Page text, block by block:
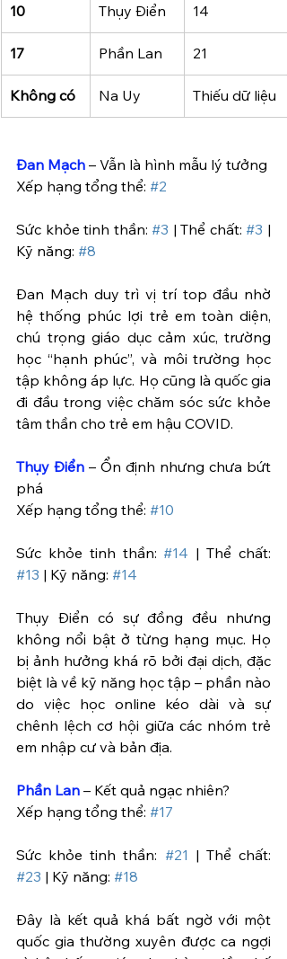
10 Thụy Điển 14
17 Phần Lan 21
Không có Na Uy Thiếu dữ liệu
Đan Mạch – Vẫn là hình mẫu lý tưởng
Xếp hạng tổng thể: #2
Sức khỏe tinh thần: #3 | Thể chất: #3 |
Kỹ năng: #8
Đan Mạch duy trì vị trí top đầu nhờ
hệ thống phúc lợi trẻ em toàn diện,
chú trọng giáo dục cảm xúc, trường
học “hạnh phúc”, và môi trường học
tập không áp lực. Họ cũng là quốc gia
đi đầu trong việc chăm sóc sức khỏe
tâm thần cho trẻ em hậu COVID.
Thụy Điển – Ổn định nhưng chưa bứt
phá
Xếp hạng tổng thể: #10
Sức khỏe tinh thần: #14
#13 | Kỹ năng: #14
Thụy Điển có sự đồng đều nhưng
không nổi bật ở từng hạng mục. Họ
bị ảnh hưởng khá rõ bởi đại dịch, đặc
biệt là về kỹ năng học tập – phần nào
do việc học online kéo dài và sự
chênh lệch cơ hội giữa các nhóm trẻ
em nhập cư và bản địa.
Phần Lan – Kết quả ngạc nhiên?
Xếp hạng tổng thể: #17
Sức khỏe tinh thần: #21
#23 | Kỹ năng: #18
Đây là kết quả khá bất ngờ với một
quốc gia thường xuyên được ca ngợi